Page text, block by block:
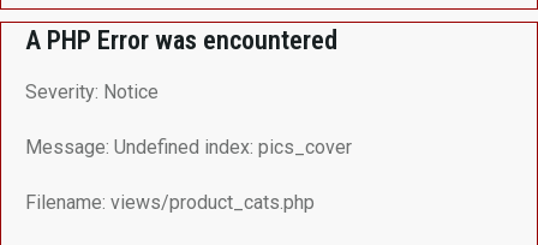
A PHP Error was encountered
Severity: Notice
Message: Undefined index: pics_cover
Filename: views/product_cats.php